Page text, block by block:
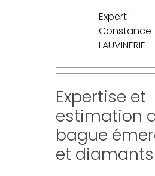
Expert :
Constance
LAUVINERIE
Expertise et
estimation
bague
et diamants